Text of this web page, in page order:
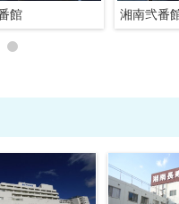
館 湘南弐番